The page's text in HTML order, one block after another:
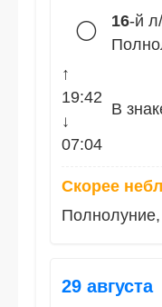
🌕 16-й
↑
19:42
↓
07:04
В
Скорее
29 августа